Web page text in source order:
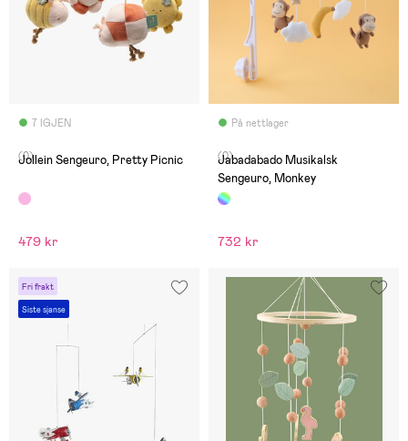
7 IGJEN
(0)
Jollein Sengeuro, Pretty Picnic
479 kr
På nettlager
(0)
Jabadabado Musikalsk
Sengeuro, Monkey
732 kr
Fri frakt
Siste sjanse